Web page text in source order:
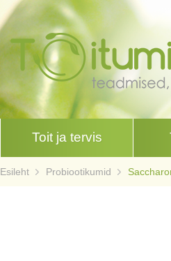
Toit ja tervis
Esileht Probiootikumid